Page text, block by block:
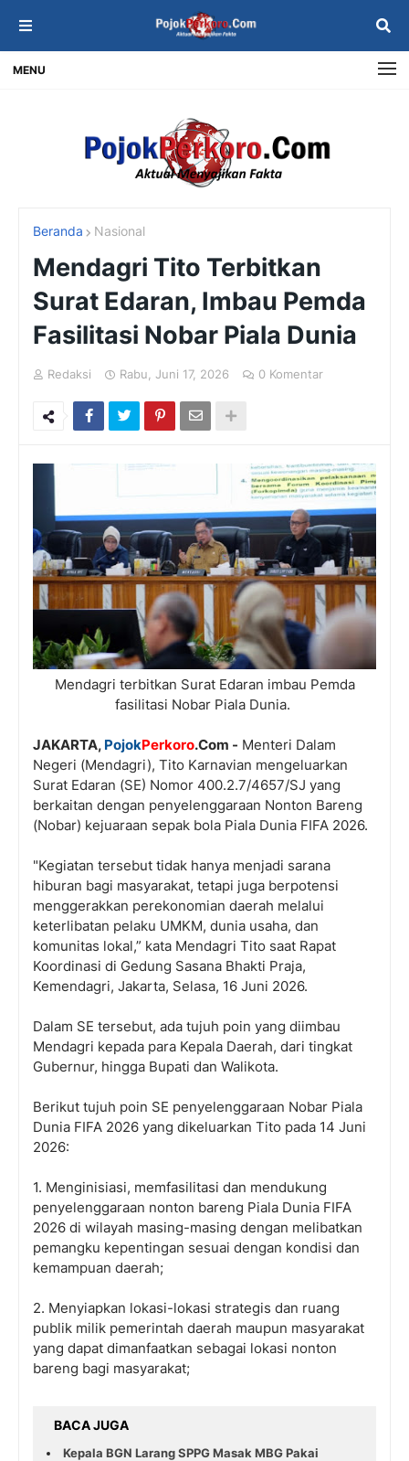
MENU
Beranda Nasional
Mendagri Tito Terbitkan
Surat Edaran, Imbau Pemda
Fasilitasi Nobar Piala Dunia
Redaksi Rabu, Juni 17, 2026 0 Komentar
Mendagri terbitkan Surat Edaran imbau Pemda
fasilitasi Nobar Piala Dunia.
JAKARTA, PojokPerkoro.Com - Menteri Dalam
Negeri (Mendagri), Tito Karnavian mengeluarkan
Surat Edaran (SE) Nomor 400.2.7/4657/SJ yang
berkaitan dengan penyelenggaraan Nonton Bareng
(Nobar) kejuaraan sepak bola Piala Dunia FIFA 2026.
"Kegiatan tersebut tidak hanya menjadi sarana
hiburan bagi masyarakat, tetapi juga berpotensi
menggerakkan perekonomian daerah melalui
keterlibatan pelaku UMKM, dunia usaha, dan
komunitas lokal,” kata Mendagri Tito saat Rapat
Koordinasi di Gedung Sasana Bhakti Praja,
Kemendagri, Jakarta, Selasa, 16 Juni 2026.
Dalam SE tersebut, ada tujuh poin yang diimbau
Mendagri kepada para Kepala Daerah, dari tingkat
Gubernur, hingga Bupati dan Walikota.
Berikut tujuh poin SE penyelenggaraan Nobar Piala
Dunia FIFA 2026 yang dikeluarkan Tito pada 14 Juni
2026:
1. Menginisiasi, memfasilitasi dan mendukung
penyelenggaraan nonton bareng Piala Dunia FIFA
2026 di wilayah masing-masing dengan melibatkan
pemangku kepentingan sesuai dengan kondisi dan
kemampuan daerah;
2. Menyiapkan lokasi-lokasi strategis dan ruang
publik milik pemerintah daerah maupun masyarakat
yang dapat dimanfaatkan sebagai lokasi nonton
bareng bagi masyarakat;
BACA JUGA
Kepala BGN Larang SPPG Masak MBG Pakai